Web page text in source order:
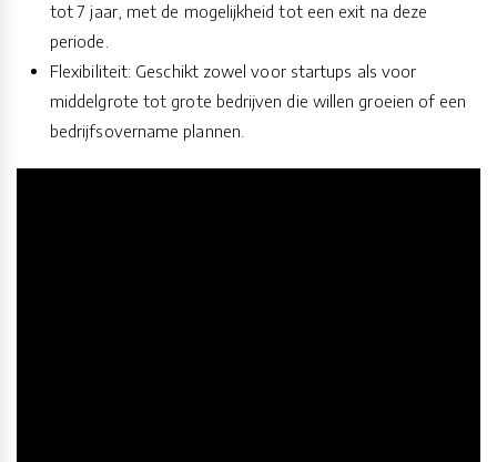
tot 7 jaar, met de mogelijkheid tot een exit na deze
periode.
Flexibiliteit: Geschikt zowel voor startups als voor
middelgrote tot grote bedrijven die willen groeien of een
bedrijfsovername plannen.